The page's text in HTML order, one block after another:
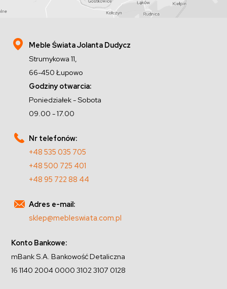
Meble Świata Jolanta Dudycz
Strumykowa 11,
66-450 Łupowo
Godziny otwarcia:
Poniedziałek - Sobota
09.00 - 17.00
Nr telefonów:
+48 535 035 705
+48 500 725 401
+48 95 722 88 44
Adres e-mail:
sklep@mebleswiata.com.pl
Konto Bankowe:
mBank S.A. Bankowość Detaliczna
16 1140 2004 0000 3102 3107 0128